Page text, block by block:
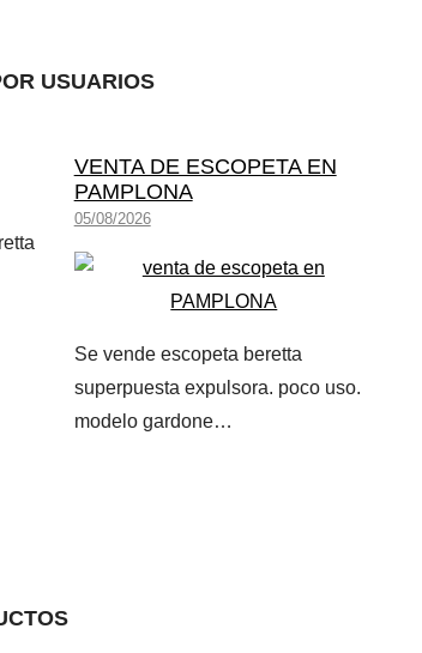
USUARIOS
VENTA DE ESCOPETA EN
PAMPLONA
05/08/2026
Se vende escopeta beretta
superpuesta expulsora. poco uso.
modelo gardone…